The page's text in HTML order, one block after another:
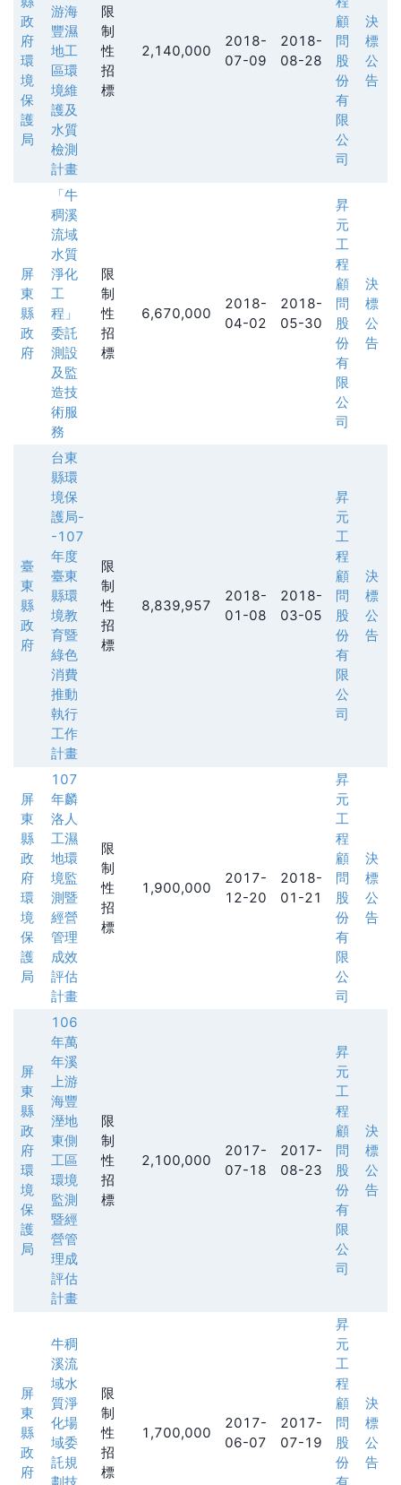
政
府
環
境
保
護
局
游海
豐濕
地工
區環
境維
護及
水質
檢測
計畫
限
制
性
招
標
2,140,000
2018-
07-09
2018-
08-28
顧
問
股
份
有
限
公
司
決
標
公
告
屏
東
縣
政
府
「牛
稠溪
流域
水質
淨化
工
程」
委託
測設
及監
造技
術服
務
限
制
性
招
標
6,670,000
2018-
04-02
2018-
05-30
昇
元
工
程
顧
問
股
份
有
限
公
司
決
標
公
告
臺
東
縣
政
府
台東
縣環
境保
護局-
-107
年度
臺東
縣環
境教
育暨
綠色
消費
推動
執行
工作
計畫
限
制
性
招
標
8,839,957
2018-
01-08
2018-
03-05
昇
元
工
程
顧
問
股
份
有
限
公
司
決
標
公
告
屏
東
縣
政
府
環
境
保
護
局
107
年麟
洛人
工濕
地環
境監
測暨
經營
管理
成效
評估
計畫
限
制
性
招
標
1,900,000
2017-
12-20
2018-
01-21
昇
元
工
程
顧
問
股
份
有
限
公
司
決
標
公
告
屏
東
縣
政
府
環
境
保
護
局
106
年萬
年溪
上游
海豐
溼地
東側
工區
環境
監測
暨經
營管
理成
評估
計畫
限
制
性
招
標
2,100,000
2017-
07-18
2017-
08-23
昇
元
工
程
顧
問
股
份
有
限
公
司
決
標
公
告
屏
東
縣
政
府
牛稠
溪流
域水
質淨
化場
域委
託規
限
制
性
招
標
1,700,000
2017-
06-07
2017-
07-19
昇
元
工
程
顧
問
股
份
決
標
公
告